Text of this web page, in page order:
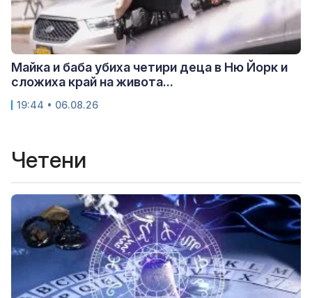
Майка и баба убиха четири деца в Ню Йорк и
сложиха край на живота...
19:44 • 06.08.26
Четени